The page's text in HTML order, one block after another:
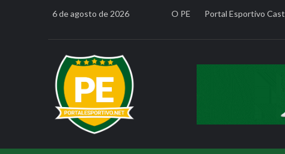
6 de agosto de 2026 O PE Portal Esportivo Cast